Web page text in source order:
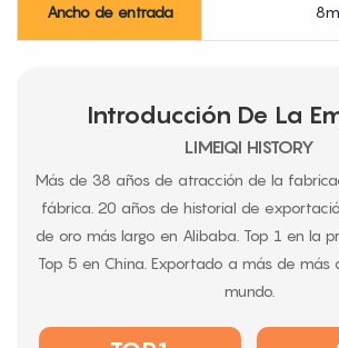
Ancho de entrada
Introducción De La
LIMEIQI HISTORY
Más de 38 años de atracción de la
fábrica. 20 años de historial de
de oro más largo en Alibaba. Top 1 en la
Top 5 en China. Exportado a más de más
mundo.